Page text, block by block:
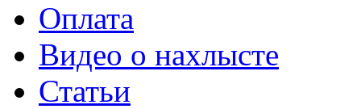
Оплата
Видео о нахлысте
Статьи